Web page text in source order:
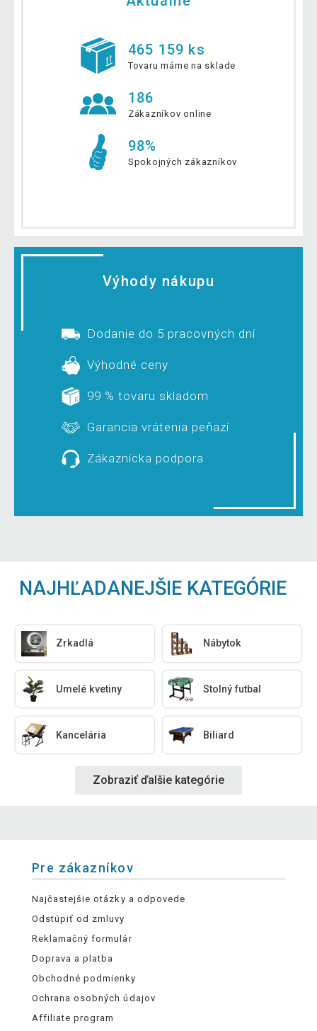
465 159 ks
Tovaru máme na sklade
186
Zákazníkov online
98%
Spokojných zákazníkov
Výhody nákupu
Dodanie do 5 pracovných dní
Výhodné ceny
99 % tovaru skladom
Garancia vrátenia peňazí
Zákaznícka podpora
NAJHĽADANEJŠIE KATEGÓRIE
Zrkadlá Nábytok
Umelé kvetiny Stolný futbal
Kancelária Biliard
Zobraziť ďalšie kategórie
Pre zákazníkov
Najčastejšie otázky a odpovede
Odstúpiť od zmluvy
Reklamačný formulár
Doprava a platba
Obchodné podmienky
Ochrana osobných údajov
Affiliate program